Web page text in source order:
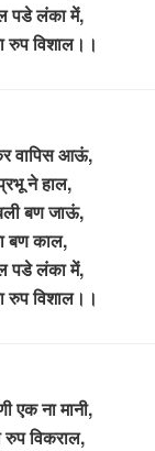
पडे लंका में,
रुप विशाल।।
वापिस आऊं,
ने हाल,
बण जाऊं,
बण काल,
पडे लंका में,
रुप विशाल।।
एक ना मानी,
रुप विकराल,